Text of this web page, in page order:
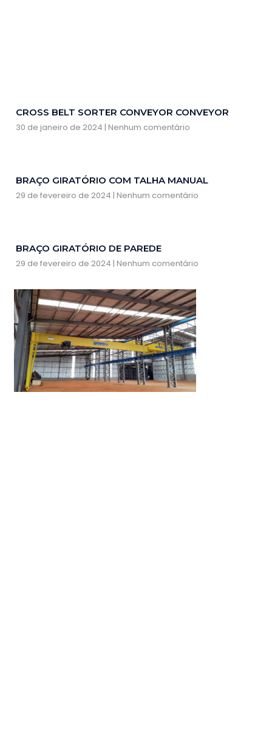
CROSS BELT SORTER CONVEYOR CONVEYOR
30 de janeiro de 2024 Nenhum comentário
BRAÇO GIRATÓRIO COM TALHA MANUAL
29 de fevereiro de 2024 Nenhum comentário
BRAÇO GIRATÓRIO DE PAREDE
29 de fevereiro de 2024 Nenhum comentário